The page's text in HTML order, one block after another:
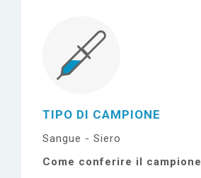
TIPO DI CAMPIONE
Sangue - Siero
Come conferire il campione